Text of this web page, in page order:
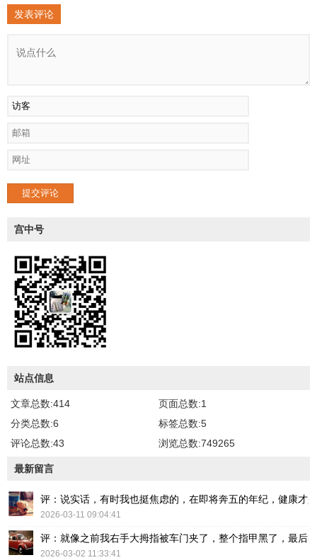
发表评论
提交评论
宫中号
站点信息
文章总数:414
页面总数:1
分类总数:6
标签总数:5
评论总数:43
浏览总数:749265
最新留言
评：说实话，有时我也挺焦虑的，在即将奔五的年纪，健康才
2026-03-11 09:04:41
评：就像之前我右手大拇指被车门夹了，整个指甲黑了，最后
2026-03-02 11:33:41